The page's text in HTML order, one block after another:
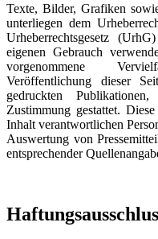
Texte, Bilder, Grafiken
unterliegen dem
Urheberrechtsgesetz
eigenen Gebrauch
vorgenommene
Veröffentlichung dieser
gedruckten
Zustimmung gestattet.
Inhalt verantwortlichen
Auswertung von
entsprechender